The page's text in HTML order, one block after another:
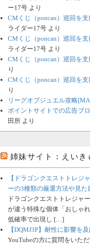
ー17号 より
CMくじ（poncan）巡回を
ライダー17号 より
CMくじ（poncan）巡回を
ライダー17号 より
CMくじ（poncan）巡回を
り
CMくじ（poncan）巡回を
り
リーグオブジュエル攻略
ポイントサイトでの広告ブ
田所 より
姉妹サイト：えいき
【ドラゴンクエストトレジ
ーの3種類の厳選方法や見た
ドラゴンクエストトレジャ
が違う特殊な個体「おしゃ
低確率で出現し […]
【DQMJ3P】耐性に影響を
YouTubeの方に質問をいた